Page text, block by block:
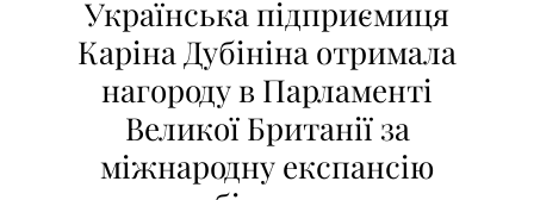
Українська підприємиця
Каріна Дубініна отримала
нагороду в Парламенті
Великої Британії за
міжнародну експансію